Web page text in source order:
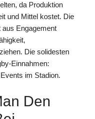
da Produktion
und Mittel kostet. Die
Engagement
Die solidesten
Einnahmen:
im Stadion.
Den